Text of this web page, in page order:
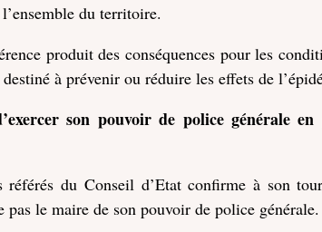
du territoire.
produit des conséquences pour les
à prévenir ou réduire les effets de
son pouvoir de police générale en
référés du Conseil d’Etat confirme à son
le maire de son pouvoir de police générale.